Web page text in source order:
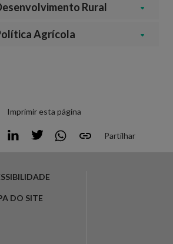
Rural
Agrícola
Imprimir esta página
Partilhar
DO SITE